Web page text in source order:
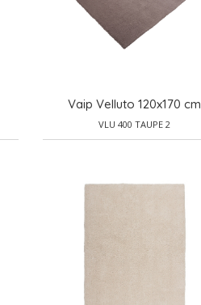
Vaip Velluto 120x170 cm
VLU 400 TAUPE 2